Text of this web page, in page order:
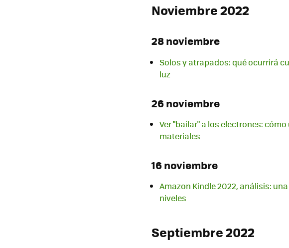
Noviembre 2022
28 noviembre
Solos y atrapados: qué ocurrirá
luz
26 noviembre
Ver "bailar" a los electrones:
materiales
16 noviembre
Amazon Kindle 2022, análisis:
niveles
Septiembre 2022